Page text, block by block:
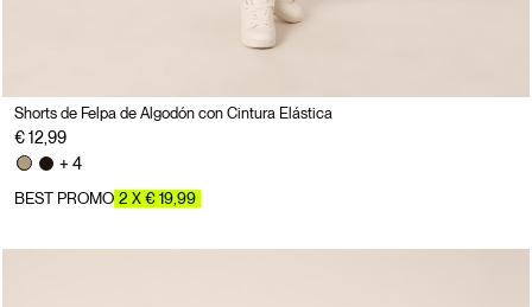
Shorts de Felpa de Algodón con Cintura Elástica
€ 12,99
+ 4
BEST PROMO 2 X € 19,99